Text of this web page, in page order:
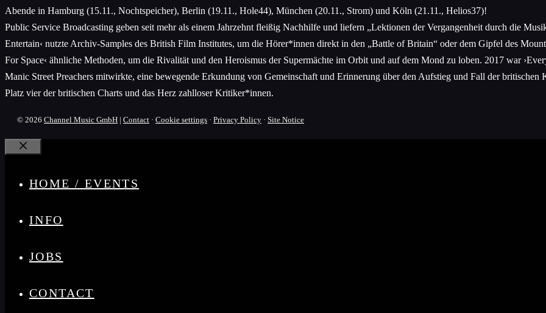
Abende in Hamburg (15.11., Nochtspeicher), Berlin (19.11., Hole44), München (20.11., Strom) und Köln (21.11., Helios37)!
Public Service Broadcasting geben seit mehr als einem Jahrzehnt fleißig Nachhilfe und liefern „Lektionen der Vergangenheit durch die
Entertain‹ nutzte Archiv-Samples des British Film Institutes, um die Hörer*innen direkt in den „Battle of Britain“ oder dem Gipfel des
For Space‹ ähnliche Methoden, um die Rivalität und den Heroismus der Supermächte im Orbit und auf dem Mond zu loben. 2017 war
Manic Street Preachers mitwirkte, eine bewegende Erkundung von Gemeinschaft und Erinnerung über den Aufstieg und Fall der
Platz vier der britischen Charts und das Herz zahlloser Kritiker*innen.
© 2026 Channel Music GmbH | Contact · Cookie settings · Privacy Policy · Site Notice
Close
HOME / EVENTS
INFO
JOBS
CONTACT